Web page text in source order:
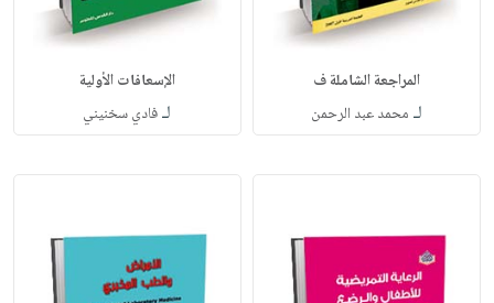
المراجعة الشاملة ف
لـ محمد عبد الرحمن
الإسعافات الأولية
لـفادي سخنيني